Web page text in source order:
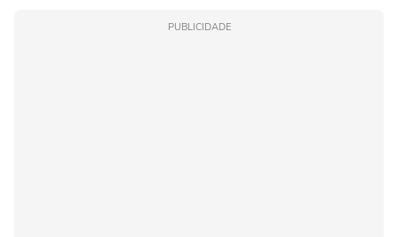
PUBLICIDADE